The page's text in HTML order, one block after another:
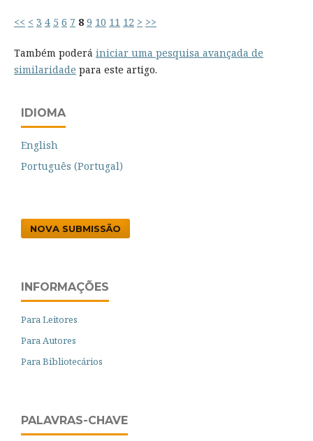
<< < 3 4 5 6 7 8 9 10 11 12 > >>
Também poderá iniciar uma pesquisa avançada de
similaridade para este artigo.
IDIOMA
English
Português (Portugal)
NOVA SUBMISSÃO
INFORMAÇÕES
Para Leitores
Para Autores
Para Bibliotecários
PALAVRAS-CHAVE